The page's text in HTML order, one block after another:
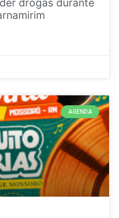
drogas durante
AGENDA